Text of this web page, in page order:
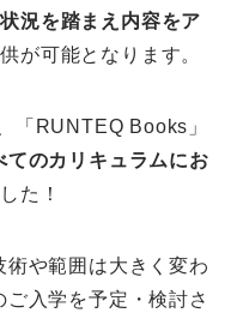
況を踏まえ内容をア
が可能となります。
「RUNTEQ Books」
てのカリキュラムにお
た！
や範囲は大きく変わ
入学を予定・検討さ